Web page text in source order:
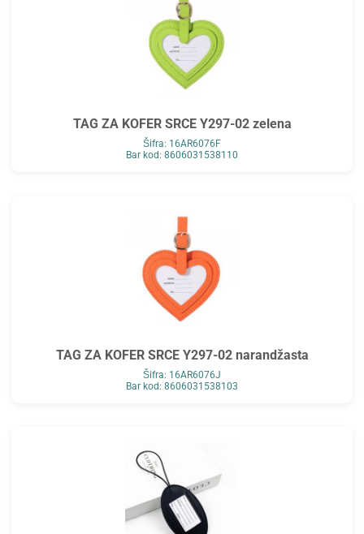
TAG ZA KOFER SRCE Y297-02 zelena
Šifra: 16AR6076F
Bar kod: 8606031538110
TAG ZA KOFER SRCE Y297-02 narandžasta
Šifra: 16AR6076J
Bar kod: 8606031538103